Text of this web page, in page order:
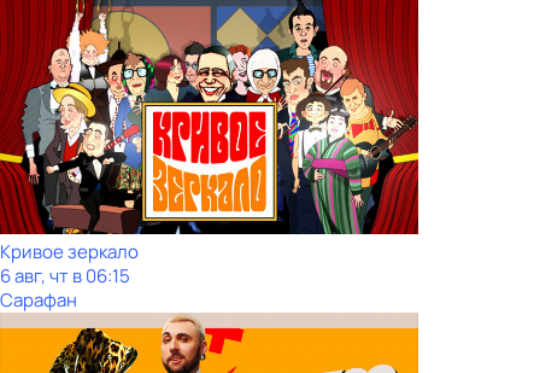
Кривое зеркало
6 авг, чт в 06:15
Сарафан